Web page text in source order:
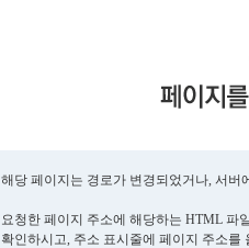
해당 페이지는 경로가 변경되었거나, 서
요청한 페이지 주소에 해당하는 HTML 파
확인하시고, 주소 표시줄에 페이지 주소